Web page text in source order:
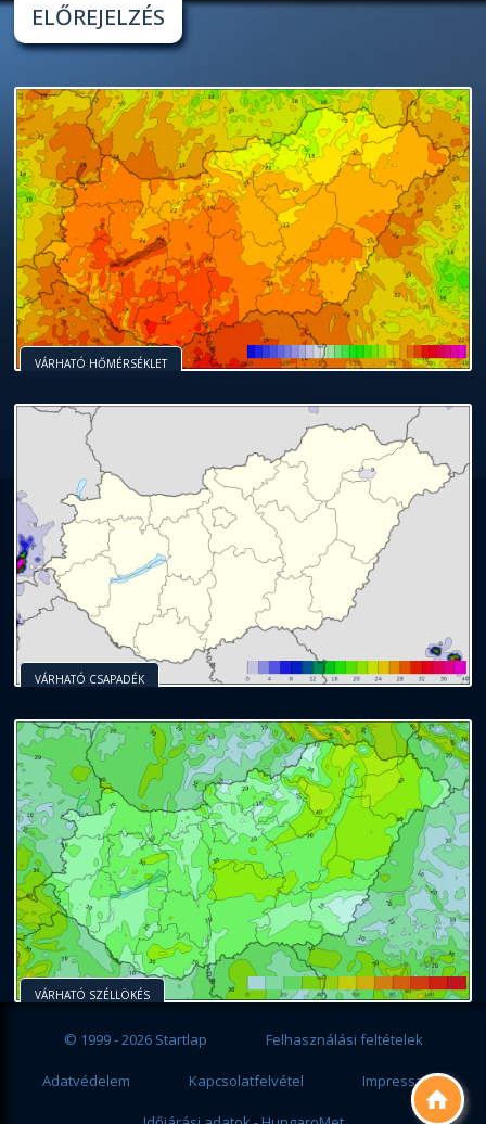

ELŐREJELZÉS
VÁRHATÓ HŐMÉRSÉKLET
VÁRHATÓ CSAPADÉK
VÁRHATÓ SZÉLLÖKÉS
© 1999 - 2026 Startlap Felhasználási feltételek
Adatvédelem Kapcsolatfelvétel Impresszum